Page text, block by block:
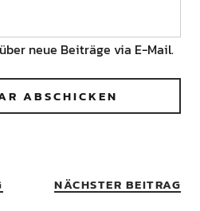
neue Beiträge via E-Mail.
NÄCHSTER BEITRAG